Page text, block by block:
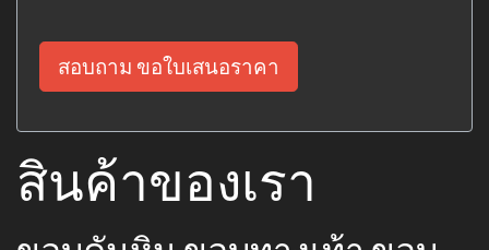
สอบถาม ขอใบเสนอราคา
สินค้าของเรา